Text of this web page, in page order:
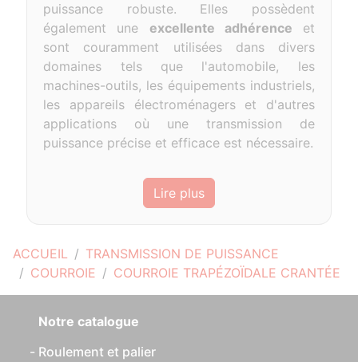
ACCUEIL
TRANSMISSION DE PUISSANCE
COURROIE
COURROIE TRAPÉZOÏDALE CRANTÉE
puissance robuste. Elles possèdent
également une excellente adhérence et
sont couramment utilisées dans divers
domaines tels que l'automobile, les
machines-outils, les équipements industriels,
les appareils électroménagers et d'autres
applications où une transmission de
puissance précise et efficace est nécessaire.
Lire plus
Notre catalogue
Roulement et palier